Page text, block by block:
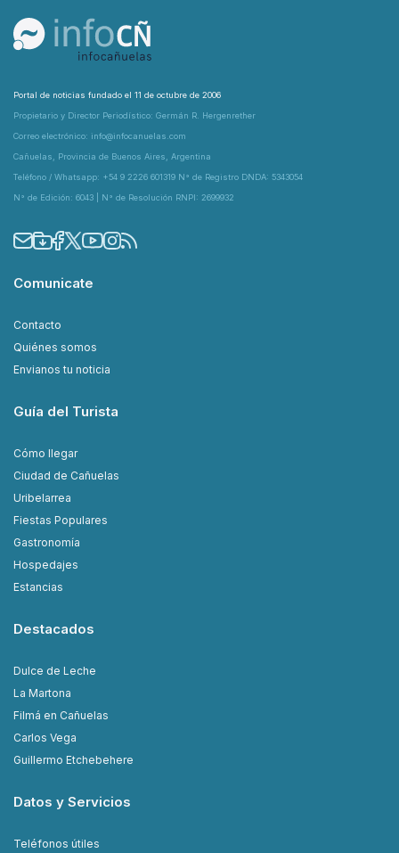
Portal de noticias fundado el 11 de octubre de 2006
Propietario y Director Periodístico: Germán R. Hergenrether
Correo electrónico: info@infocanuelas.com
Cañuelas, Provincia de Buenos Aires, Argentina
Teléfono / Whatsapp: +54 9 2226 601319 N° de Registro DNDA: 5343054
N° de Edición: 6043 | N° de Resolución RNPI: 2699932
Comunicate
Contacto
Quiénes somos
Envianos tu noticia
Guía del Turista
Cómo llegar
Ciudad de Cañuelas
Uribelarrea
Fiestas Populares
Gastronomía
Hospedajes
Estancias
Destacados
Dulce de Leche
La Martona
Filmá en Cañuelas
Carlos Vega
Guillermo Etchebehere
Datos y Servicios
Teléfonos útiles